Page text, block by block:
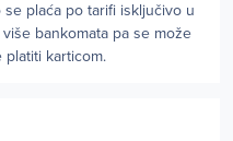
plaća po tarifi isključivo u
bankomata pa se može
platiti karticom.